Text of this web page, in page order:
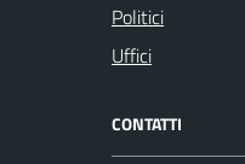
Politici
Uffici
CONTATTI